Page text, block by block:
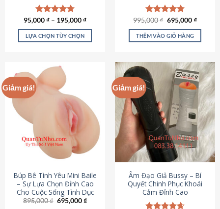
Được xếp
hạng4.70
5 sao
95,000₫ – 195,000₫
LỰA CHỌN TÙY CHỌN
này
nhiều
biến
thể.
chọn
thể
chọn
trên
trang
Được xếp
hạng4.80
5 sao
995,000₫ Giá
là:
995,000 ₫.
695,000₫Giá
tại
THÊM VÀO GIỎ HÀNG
Giảm giá!
Búp Bê Tình Yêu Mini Baile
– Sự Lựa Chọn Đỉnh Cao
Cho Cuộc Sống Tình Dục
895,000₫ Giá
695,000₫Giá
Giảm giá!
Âm Đạo Giả Bussy – Bí
Quyết Chinh Phục Khoái
Cảm Đỉnh Cao